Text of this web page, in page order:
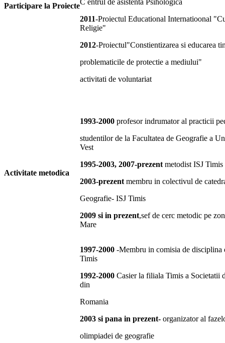
Participare la Proiecte
2011-Proiectul Educational Internatioonal
Religie"
2012-Proiectul"Constientizarea si educarea
problematicile de protectie a mediului"
activitati de voluntariat
Activitate metodica
1993-2000 profesor indrumator al practicii
studentilor de la Facultatea de Geografie a
Vest
1995-2003, 2007-prezent metodist ISJ Timis
2003-prezent membru in colectivul de
Geografie- ISJ Timis
2009 si in prezent,sef de cerc metodic pe
Mare
1997-2000 -Membru in comisia de disciplina
Timis
1992-2000 Casier la filiala Timis a Societatii
din
Romania
2003 si pana in prezent- organizator al
olimpiadei de geografie